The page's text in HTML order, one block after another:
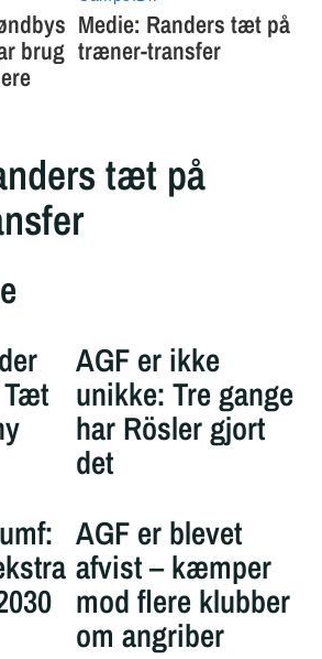
tæt på
AGF er ikke
unikke: Tre gange
har Rösler gjort
det
AGF er blevet
afvist – kæmper
mod flere klubber
om angriber